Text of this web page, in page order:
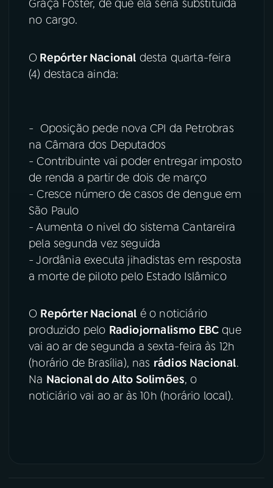
Graça Foster, de que ela seria substituída
no cargo.
O Repórter Nacional desta quarta-feira
(4) destaca ainda:
- Oposição pede nova CPI da Petrobras
na Câmara dos Deputados
- Contribuinte vai poder entregar imposto
de renda a partir de dois de março
- Cresce número de casos de dengue em
São Paulo
- Aumenta o nivel do sistema Cantareira
pela segunda vez seguida
- Jordânia executa jihadistas em resposta
a morte de piloto pelo Estado Islâmico
O Repórter Nacional é o noticiário
produzido pelo Radiojornalismo EBC que
vai ao ar de segunda a sexta-feira às 12h
(horário de Brasília), nas rádios Nacional.
Na Nacional do Alto Solimões, o
noticiário vai ao ar às 10h (horário local).